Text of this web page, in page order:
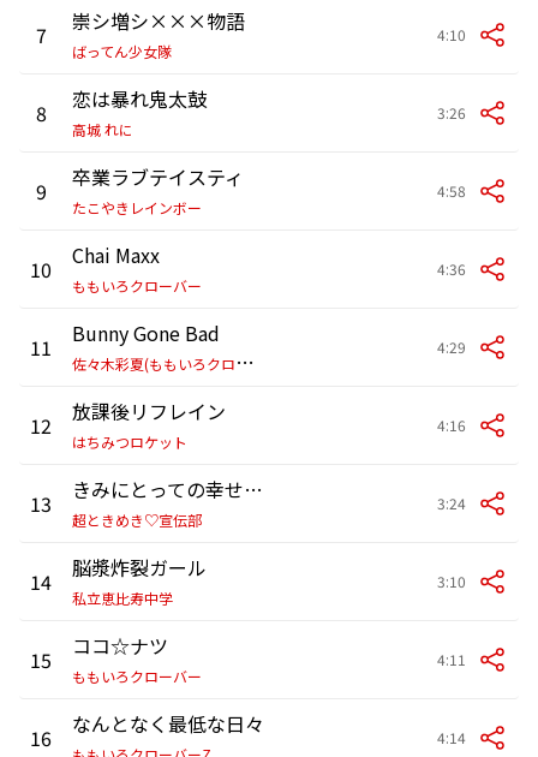
7 崇シ増シ×××物語
ばってん少女隊
4:10
8 恋は暴れ鬼太鼓
高城 れに
3:26
9 卒業ラブテイスティ
たこやきレインボー
4:58
10 Chai Maxx
ももいろクローバー
4:36
11
Bunny Gone Bad
佐
々木彩夏(ももいろクローバーZ)
4:29
12 放課後リフレイン
はちみつロケット
4:16
13 きみにとっての幸せになりたいの
超ときめき♡宣伝部
3:24
14 脳漿炸裂ガール
私立恵比寿中学
3:10
15 ココ☆ナツ
ももいろクローバー
4:11
16 なんとなく最低な日々 4:14